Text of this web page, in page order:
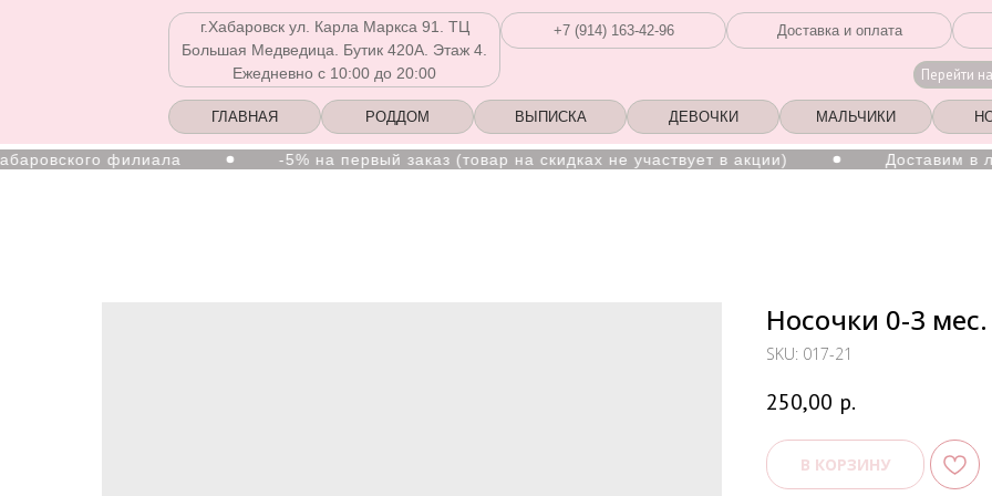
ДЕВОЧКИ МАЛЬЧИКИ
Доставка и оплата
Перейти
+7 (914) 163-42-96
г.Хабаровск ул. Карла Маркса 91. ТЦ
Большая Медведица. Бутик 420А. Этаж 4.
Ежедневно с 10:00 до 20:00
РОДДОМ ВЫПИСКА
ГЛАВНАЯ
филиала -5% на первый заказ (товар на скидках не участвует в акции) Доставим в
Носочки 0-3
SKU: 017-21
250,00 р.
В КОРЗИНУ